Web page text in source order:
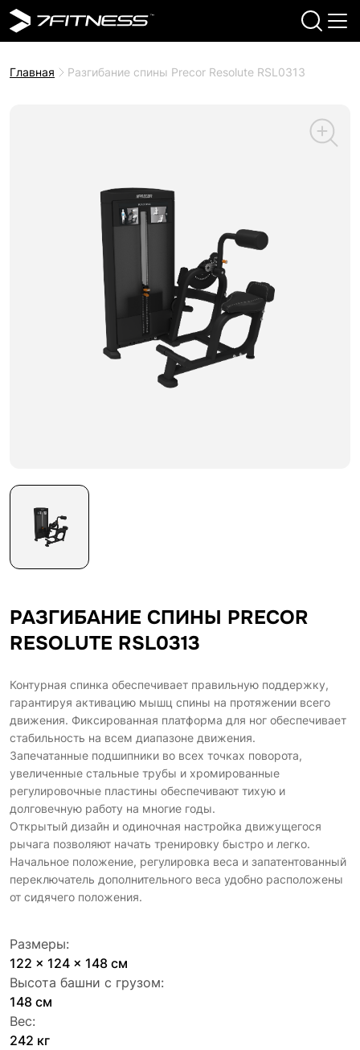
Главная Разгибание спины Precor Resolute RSL0313
РАЗГИБАНИЕ СПИНЫ PRECOR
RESOLUTE RSL0313
Контурная спинка обеспечивает правильную поддержку,
гарантируя активацию мышц спины на протяжении всего
движения. Фиксированная платформа для ног обеспечивает
стабильность на всем диапазоне движения.
Запечатанные подшипники во всех точках поворота,
увеличенные стальные трубы и хромированные
регулировочные пластины обеспечивают тихую и
долговечную работу на многие годы.
Открытый дизайн и одиночная настройка движущегося
рычага позволяют начать тренировку быстро и легко.
Начальное положение, регулировка веса и запатентованный
переключатель дополнительного веса удобно расположены
от сидячего положения.
Размеры:
122 x 124 x 148 см
Высота башни с грузом:
148 см
Вес:
242 кг